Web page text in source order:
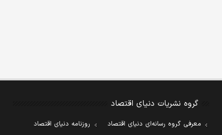
گروه نشریات دنیای اقتصاد
معرفی گروه رسانه‌ای دنیای اقتصاد
روزنامه دنیای اقتصاد